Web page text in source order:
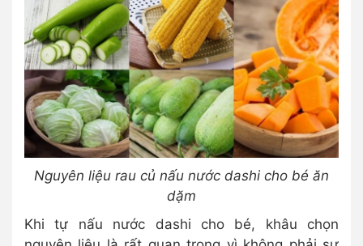
Nguyên liệu rau củ nấu nước dashi cho bé ăn
dặm
Khi tự nấu nước dashi cho bé, khâu chọn